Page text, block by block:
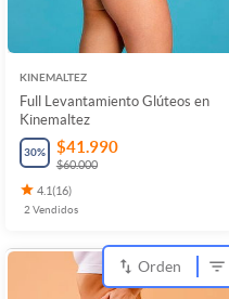
KINEMALTEZ
Full Levantamiento Glúteos en
Kinemaltez
30% $41.990
$60.000
4.1(16)
2 Vendidos
Orden